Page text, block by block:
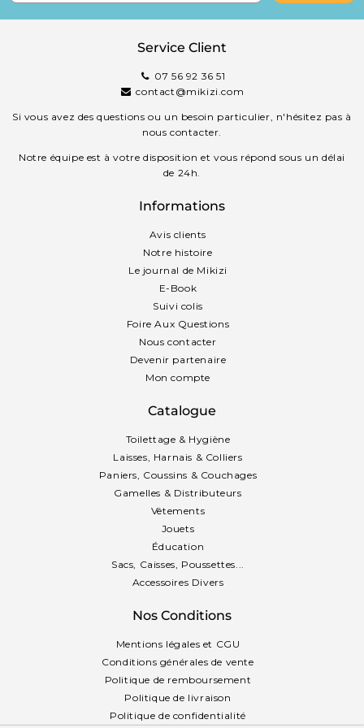
Service Client
07 56 92 36 51
contact@mikizi.com
Si vous avez des questions ou un besoin particulier, n'hésitez pas à
nous contacter.
Notre équipe est à votre disposition et vous répond sous un délai
de 24h.
Informations
Avis clients
Notre histoire
Le journal de Mikizi
E-Book
Suivi colis
Foire Aux Questions
Nous contacter
Devenir partenaire
Mon compte
Catalogue
Toilettage & Hygiène
Laisses, Harnais & Colliers
Paniers, Coussins & Couchages
Gamelles & Distributeurs
Vêtements
Jouets
Éducation
Sacs, Caisses, Poussettes...
Accessoires Divers
Nos Conditions
Mentions légales et CGU
Conditions générales de vente
Politique de remboursement
Politique de livraison
Politique de confidentialité